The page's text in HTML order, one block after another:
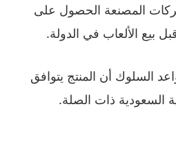
المصنعة الحصول على
السلوك أن المنتج يتوافق
السعودية ذات الصلة.